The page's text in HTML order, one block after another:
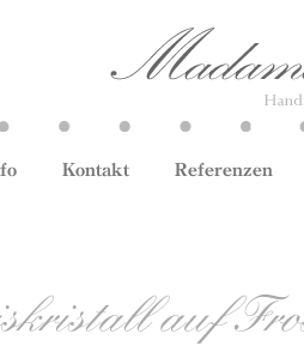
Kontakt Referenzen
auf